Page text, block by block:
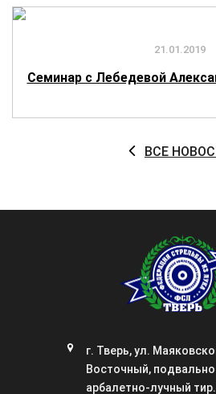
21.01.2019
Семинар с Лебедевой
ВСЕ
г. Тверь, ул.
Восточный,
арбалетно-лучный тир.